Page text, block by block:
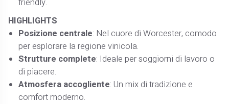
HIGHLIGHTS
Posizione centrale: Nel cuore di Worcester, comodo
per esplorare la regione vinicola.​
Strutture complete: Ideale per soggiorni di lavoro o
di piacere.​
Atmosfera accogliente: Un mix di tradizione e
comfort moderno.